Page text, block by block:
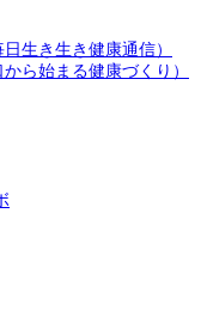
生き生き健康通信）
ら始まる健康づくり）